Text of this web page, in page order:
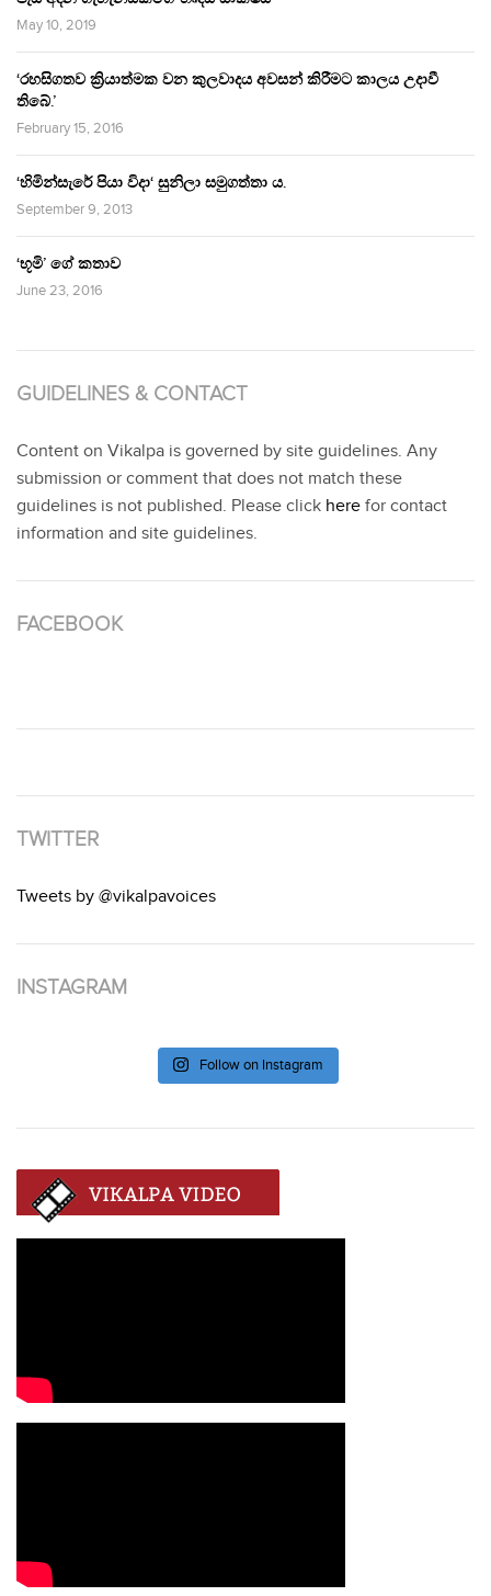
May 10, 2019
‘රහසිගතව ක්‍රියාත්මක වන කුලවාදය අවසන් කිරීමට කාලය උදාවී
තිබේ.’
February 15, 2016
‘හිමින්සැරේ පියා විදා‘ සුනිලා සමුගත්තා ය.
September 9, 2013
‘භූමි’ ගේ කතාව
June 23, 2016
GUIDELINES & CONTACT
Content on Vikalpa is governed by site guidelines. Any
submission or comment that does not match these
guidelines is not published. Please click here for contact
information and site guidelines.
FACEBOOK
TWITTER
Tweets by @vikalpavoices
INSTAGRAM
Follow on Instagram